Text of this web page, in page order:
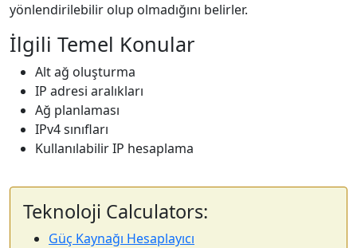
yönlendirilebilir olup olmadığını belirler.
İlgili Temel Konular
Alt ağ oluşturma
IP adresi aralıkları
Ağ planlaması
IPv4 sınıfları
Kullanılabilir IP hesaplama
Teknoloji Calculators:
Güç Kaynağı Hesaplayıcı